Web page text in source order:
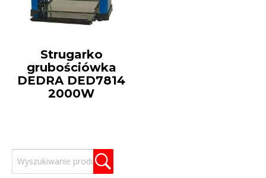
Strugarko
grubościówka
DEDRA DED7814
2000W